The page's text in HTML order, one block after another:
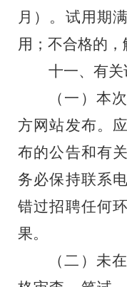
月）。试用期
用；不合格的，
十一、有关
（ 一 ）本
方网站发布。
布的公告和有
务必保持联系
错过招聘任何
果。
（二 ）未